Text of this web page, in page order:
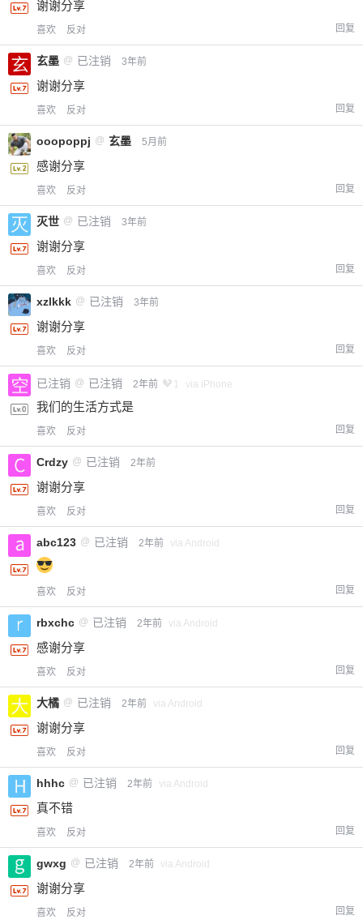
谢谢分享
喜欢 反对 回复
玄墨 @ 已注销 3年前
谢谢分享
喜欢 反对 回复
ooopoppj @ 玄墨 5月前
感谢分享
喜欢 反对 回复
灭世 @ 已注销 3年前
谢谢分享
喜欢 反对 回复
xzlkkk @ 已注销 3年前
谢谢分享
喜欢 反对 回复
已注销 @ 已注销 2年前 1 via iPhone
我们的生活方式是
喜欢 反对 回复
Crdzy @ 已注销 2年前
谢谢分享
喜欢 反对 回复
abc123 @ 已注销 2年前 via Android
喜欢 反对 回复
rbxchc @ 已注销 2年前 via Android
感谢分享
喜欢 反对 回复
大橘 @ 已注销 2年前 via Android
谢谢分享
喜欢 反对 回复
hhhc @ 已注销 2年前 via Android
真不错
喜欢 反对 回复
gwxg @ 已注销 2年前 via Android
谢谢分享
喜欢 反对 回复
忘记密码？找回